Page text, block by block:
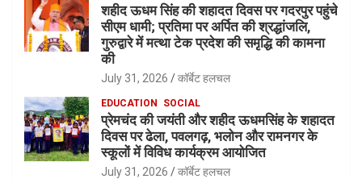
शहीद ऊधम सिंह की शहादत दिवस पर गदरपुर पहुंचे
सीएम धामी; प्रतिमा पर अर्पित की श्रद्धांजलि,
गुरुद्वारे में मत्था टेक प्रदेश की समृद्धि की कामना
की
July 31, 2026 कॉर्बेट हलचल
EDUCATION SOCIAL
प्रेमचंद की जयंती और शहीद ऊधमसिंह के शहादत
दिवस पर ढेला, पवलगढ़, भलोन और रामनगर के
स्कूलों में विविध कार्यक्रम आयोजित
July 31, 2026 कॉर्बेट हलचल